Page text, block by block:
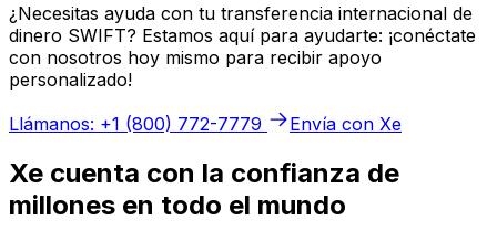
¿Necesitas ayuda con tu transferencia internacional de
dinero SWIFT? Estamos aquí para ayudarte: ¡conéctate
con nosotros hoy mismo para recibir apoyo
personalizado!
Llámanos: +1 (800) 772-7779
Envía con Xe
Xe cuenta con la confianza de
millones en todo el mundo